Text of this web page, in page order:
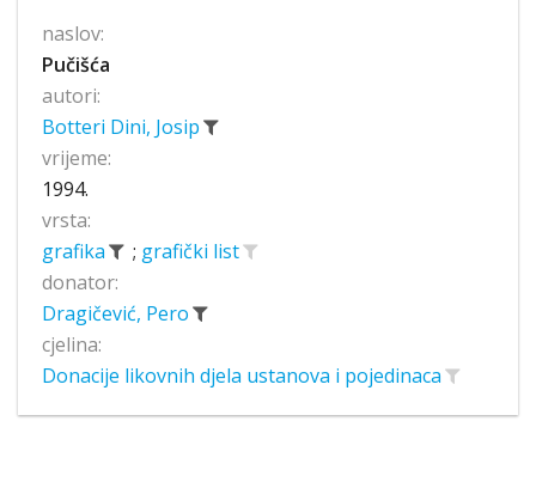
naslov:
Pučišća
autori:
Botteri Dini, Josip
vrijeme:
1994.
vrsta:
grafika
; grafički list
donator:
Dragičević, Pero
cjelina:
Donacije likovnih djela ustanova i pojedinaca